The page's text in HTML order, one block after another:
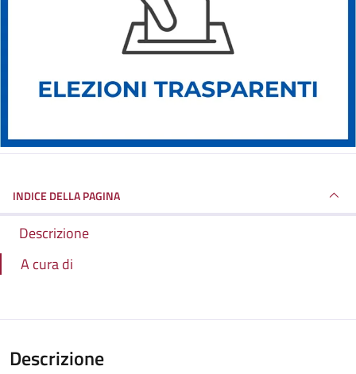
INDICE DELLA PAGINA
Descrizione
A cura di
Descrizione